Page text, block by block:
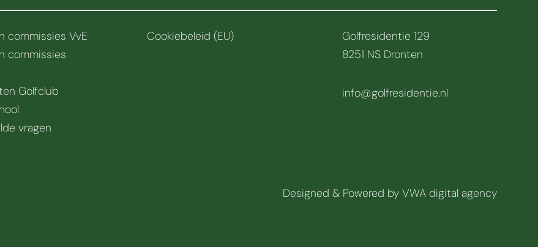
commissies VvE
commissies
Golfclub
vragen
Cookiebeleid (EU)
Golfresidentie 129
8251 NS Dronten
info@golfresidentie.nl
Designed & Powered by VWA digital agency